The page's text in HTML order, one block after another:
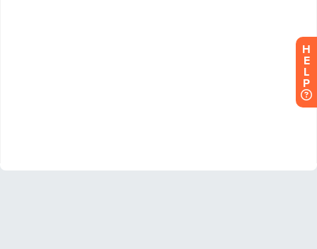
H
E
L
P